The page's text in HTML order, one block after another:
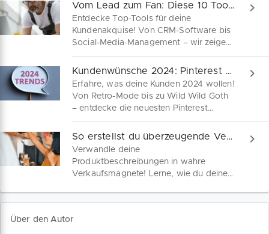
Vom Lead zum Fan: Diese 10 Tools machen's möglich!
Entdecke Top-Tools für deine
Kundenakquise! Von CRM-Software bis
Social-Media-Management – wir zeigen
dir, wie du mit den richtigen Helfern
Leads generierst, Beziehungen stärkst
und dein Unternehmen voranbringst.
Kundenwünsche 2024: Pinterest verrät es dir!
Erfahre, was deine Kunden 2024 wollen!
Von Retro-Mode bis zu Wild Wild Goth
– entdecke die neuesten Pinterest
Trends und gestalte dein
Onlinemarketing zielgruppengerecht
und zukunftsorientiert.
So erstellst du überzeugende Verkaufsbotschaften!
Verwandle deine
Produktbeschreibungen in wahre
Verkaufsmagnete! Lerne, wie du deine
Über den Autor